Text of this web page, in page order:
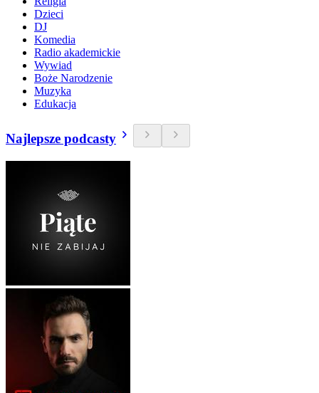
Dzieci
DJ
Komedia
Radio akademickie
Wywiad
Boże Narodzenie
Muzyka
Edukacja
Najlepsze podcasty